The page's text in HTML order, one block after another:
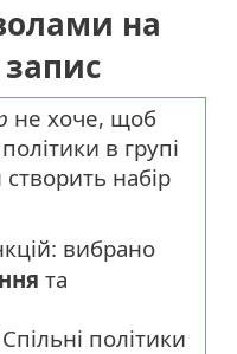
на
не хоче, щоб
в групі
створить набір
вибрано
та
політики